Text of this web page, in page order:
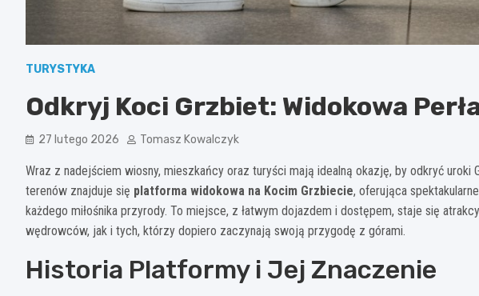
TURYSTYKA
Odkryj Koci Grzbiet: Widokowa
27 lutego 2026 Tomasz Kowalczyk
Wraz z nadejściem wiosny, mieszkańcy oraz turyści mają idealną okazję, by odkryć uroki
terenów znajduje się platforma widokowa na Kocim Grzbiecie, oferująca
każdego miłośnika przyrody. To miejsce, z łatwym dojazdem i dostępem, staje się
wędrowców, jak i tych, którzy dopiero zaczynają swoją przygodę z górami.
Historia Platformy i Jej Znaczenie